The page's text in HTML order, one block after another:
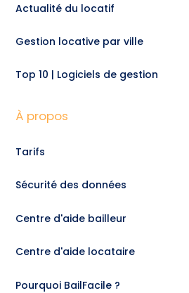
Actualité du locatif
Gestion locative par ville
Top 10 | Logiciels de gestion
À propos
Tarifs
Sécurité des données
Centre d'aide bailleur
Centre d'aide locataire
Pourquoi BailFacile ?